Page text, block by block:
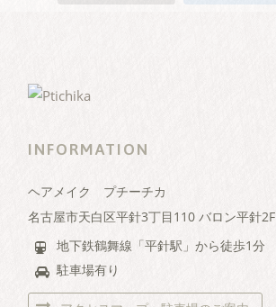
INFORMATION
ヘアメイク プチーチカ
名古屋市天白区平針3丁目110 バロン平針2F
地下鉄鶴舞線「平針駅」から徒歩1分
駐車場有り